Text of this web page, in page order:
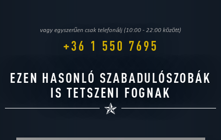
vagy egyszerűen csak telefonálj (10:00 - 22:00 között)
+36 1 550 7695
EZEN HASONLÓ SZABADULÓSZOBÁK
IS TETSZENI FOGNAK